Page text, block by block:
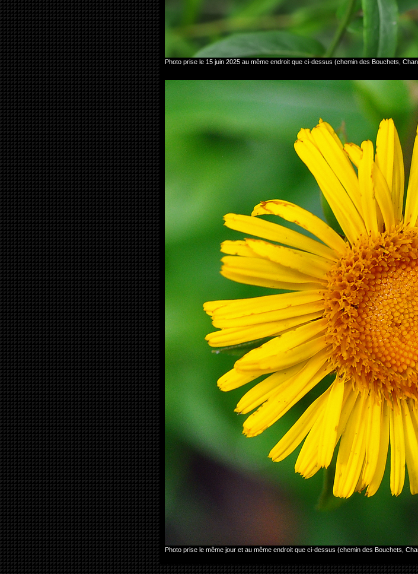
Photo prise le 15 juin 2025 au même endroit que ci-dessus (chemin des Bouchets,
Photo prise le même jour et au même endroit que ci-dessus (chemin des Bouchets,